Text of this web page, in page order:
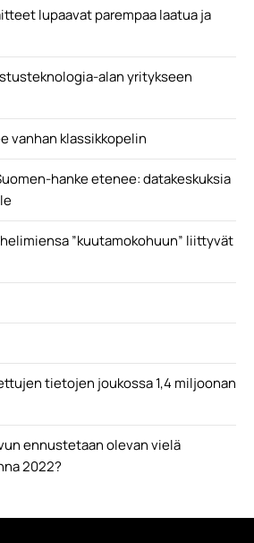
lupaavat parempaa laatua ja
alan yritykseen
vanhan klassikkopelin
hanke etenee: datakeskuksia
”kuutamokohuun” liittyvät
tietojen joukossa 1,4 miljoonan
ennustetaan olevan vielä
2022?